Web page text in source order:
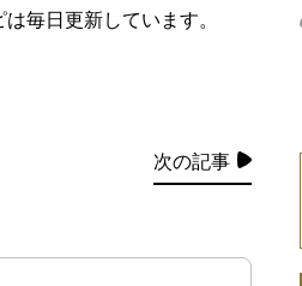
毎日更新しています。
次の記事